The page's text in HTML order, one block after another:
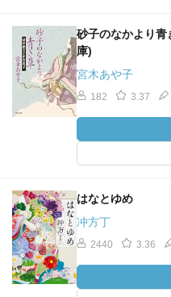
砂子のなかより
庫)
宮木あや子
182 3.37
はなとゆめ
冲方丁
2440 3.36